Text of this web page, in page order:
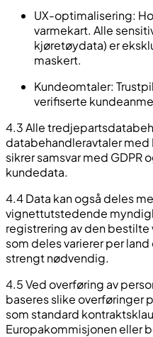
UX-optimalisering:
varmekart. Alle
kjøretøydata) er
maskert.
Kundeomtaler:
verifiserte
4.3 Alle
databehandleravtaler med
sikrer samsvar med GDPR
kundedata.
4.4 Data kan også deles
vignettutstedende
registrering av den
som deles varierer per
strengt nødvendig.
4.5 Ved overføring av
baseres slike overføringer
som standard
Europakommisjonen eller